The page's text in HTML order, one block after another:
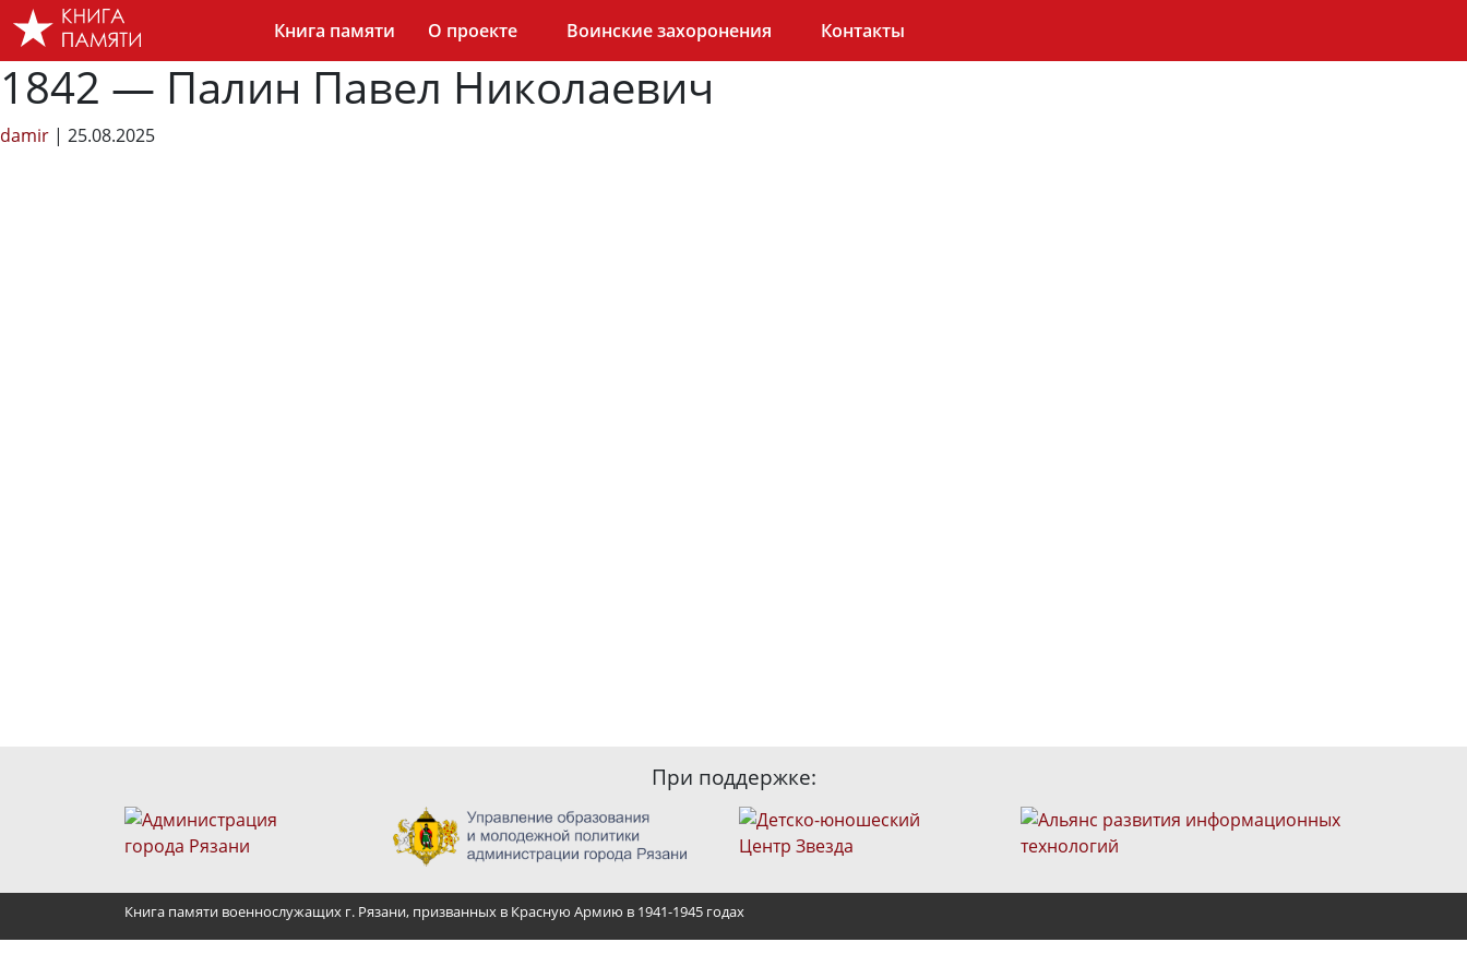
Skip
the
content
Книга памяти О проекте Воинские захоронения Контакты
1842 — Палин Павел Николаевич
damir | 25.08.2025
При поддержке:
Книга памяти военнослужащих г. Рязани, призванных в Красную Армию в 1941-1945 годах